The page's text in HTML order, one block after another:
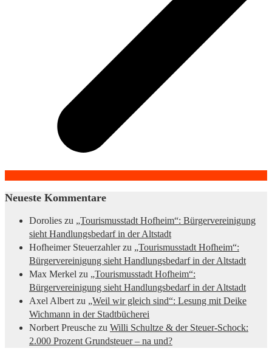
Neueste Kommentare
Dorolies zu „Tourismusstadt Hofheim“: Bürgervereinigung
sieht Handlungsbedarf in der Altstadt
Hofheimer Steuerzahlerzu „Tourismusstadt Hofheim“:
Bürgervereinigung sieht Handlungsbedarf in der Altstadt
Max Merkel zu „Tourismusstadt Hofheim“:
Bürgervereinigung sieht Handlungsbedarf in der Altstadt
Axel Albert zu „Weil wir gleich sind“: Lesung mit Deike
Wichmann in der Stadtbücherei
Norbert Preusche zu Willi Schultze & der Steuer-Schock:
2.000 Prozent Grundsteuer – na und?